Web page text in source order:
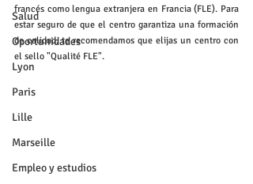
Salud
Oportunidades
Lyon
Paris
Lille
Marseille
Empleo y estudios
francés como lengua extranjera en Francia (FLE). Para
estar seguro de que el centro garantiza una formación
de calidad, te recomendamos que elijas un centro con
el sello "Qualité FLE".